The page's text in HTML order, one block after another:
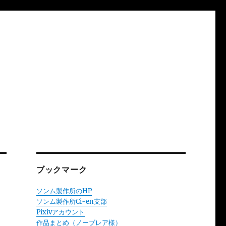
ブックマーク
ソンム製作所のHP
ソンム製作所Ci-en支部
Pixivアカウント
作品まとめ（ノーブレア様）